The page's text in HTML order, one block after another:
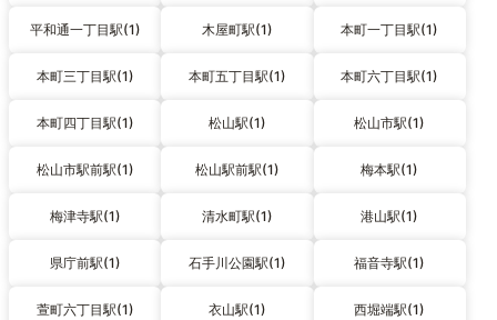
平和通一丁目駅(1) 木屋町駅(1) 本町一丁目駅(1)
本町三丁目駅(1) 本町五丁目駅(1) 本町六丁目駅(1)
本町四丁目駅(1) 松山駅(1) 松山市駅(1)
松山市駅前駅(1) 松山駅前駅(1) 梅本駅(1)
梅津寺駅(1) 清水町駅(1) 港山駅(1)
県庁前駅(1) 石手川公園駅(1) 福音寺駅(1)
萱町六丁目駅(1) 衣山駅(1) 西堀端駅(1)